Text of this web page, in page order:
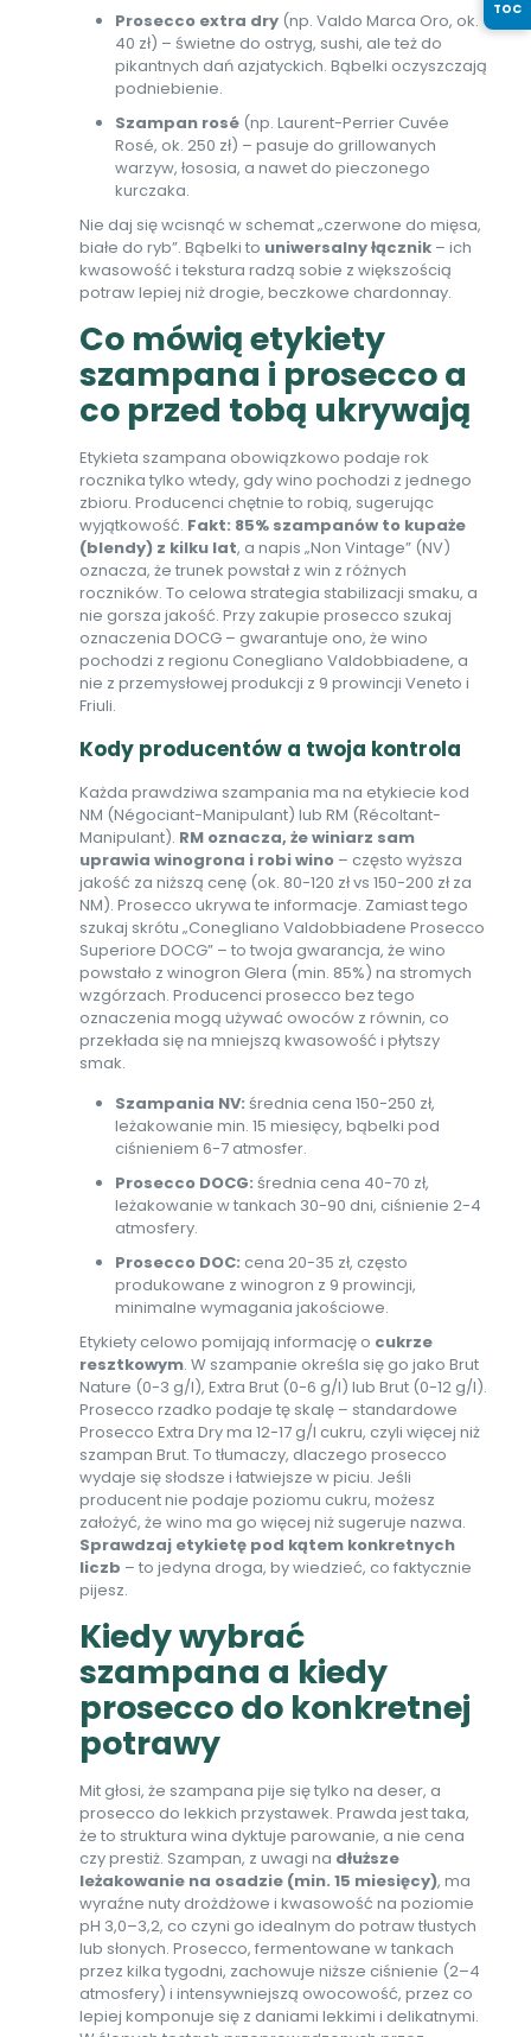
Prosecco extra dry(np. Valdo Marca Oro, ok.
40 zł) – świetne do ostryg, sushi, ale też do
pikantnych dań azjatyckich. Bąbelki oczyszczają
podniebienie.
Szampan rosé(np. Laurent-Perrier Cuvée
Rosé, ok. 250 zł) – pasuje do grillowanych
warzyw, łososia, a nawet do pieczonego
kurczaka.
Nie daj się wcisnąć w schemat „czerwone do mięsa,
białe do ryb”. Bąbelki to uniwersalny łącznik– ich
kwasowość i tekstura radzą sobie z większością
potraw lepiej niż drogie, beczkowe chardonnay.
Co mówią etykiety
szampana i prosecco a
co przed tobą ukrywają
Etykieta szampana obowiązkowo podaje rok
rocznika tylko wtedy, gdy wino pochodzi z jednego
zbioru. Producenci chętnie to robią, sugerując
wyjątkowość. Fakt: 85% szampanów to kupaże
(blendy) z kilku lat, a napis „Non Vintage” (NV)
oznacza, że trunek powstał z win z różnych
roczników. To celowa strategia stabilizacji smaku, a
nie gorsza jakość. Przy zakupie prosecco szukaj
oznaczenia DOCG – gwarantuje ono, że wino
pochodzi z regionu Conegliano Valdobbiadene, a
nie z przemysłowej produkcji z 9 prowincji Veneto i
Friuli.
Kody producentów a twoja kontrola
Każda prawdziwa szampania ma na etykiecie kod
NM (Négociant-Manipulant) lub RM (Récoltant-
Manipulant). RM oznacza, że winiarz sam
uprawia winogrona i robi wino– często wyższa
jakość za niższą cenę (ok. 80-120 zł vs 150-200 zł za
NM). Prosecco ukrywa te informacje. Zamiast tego
szukaj skrótu „Conegliano Valdobbiadene Prosecco
Superiore DOCG” – to twoja gwarancja, że wino
powstało z winogron Glera (min. 85%) na stromych
wzgórzach. Producenci prosecco bez tego
oznaczenia mogą używać owoców z równin, co
przekłada się na mniejszą kwasowość i płytszy
smak.
Szampania NV: średnia cena 150-250 zł,
leżakowanie min. 15 miesięcy, bąbelki pod
ciśnieniem 6-7 atmosfer.
Prosecco DOCG: średnia cena 40-70 zł,
leżakowanie w tankach 30-90 dni, ciśnienie 2-4
atmosfery.
Prosecco DOC: cena 20-35 zł, często
produkowane z winogron z 9 prowincji,
minimalne wymagania jakościowe.
Etykiety celowo pomijają informację o cukrze
resztkowym. W szampanie określa się go jako Brut
Nature (0-3 g/l), Extra Brut (0-6 g/l) lub Brut (0-12 g/l).
Prosecco rzadko podaje tę skalę – standardowe
Prosecco Extra Dry ma 12-17 g/l cukru, czyli więcej niż
szampan Brut. To tłumaczy, dlaczego prosecco
wydaje się słodsze i łatwiejsze w piciu. Jeśli
producent nie podaje poziomu cukru, możesz
założyć, że wino ma go więcej niż sugeruje nazwa.
Sprawdzaj etykietę pod kątem konkretnych
liczb – to jedyna droga, by wiedzieć, co faktycznie
pijesz.
Kiedy wybrać
szampana a kiedy
prosecco do konkretnej
potrawy
Mit głosi, że szampana pije się tylko na deser, a
prosecco do lekkich przystawek. Prawda jest taka,
że to struktura wina dyktuje parowanie, a nie cena
czy prestiż. Szampan, z uwagi na dłuższe
leżakowanie na osadzie (min. 15 miesięcy), ma
wyraźne nuty drożdżowe i kwasowość na poziomie
pH 3,0–3,2, co czyni go idealnym do potraw tłustych
lub słonych. Prosecco, fermentowane w tankach
przez kilka tygodni, zachowuje niższe ciśnienie (2–4
atmosfery) i intensywniejszą owocowość, przez co
lepiej komponuje się z daniami lekkimi i delikatnymi.
TOC